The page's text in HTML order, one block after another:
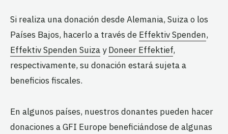
Si realiza una donación desde Alemania, Suiza o los
Países Bajos, hacerlo a través de Effektiv Spenden,
Effektiv Spenden Suiza yDoneer Effektief,
respectivamente, su donación estará sujeta a
beneficios fiscales.
En algunos países, nuestros donantes pueden hacer
donaciones a GFI Europe beneficiándose de algunas